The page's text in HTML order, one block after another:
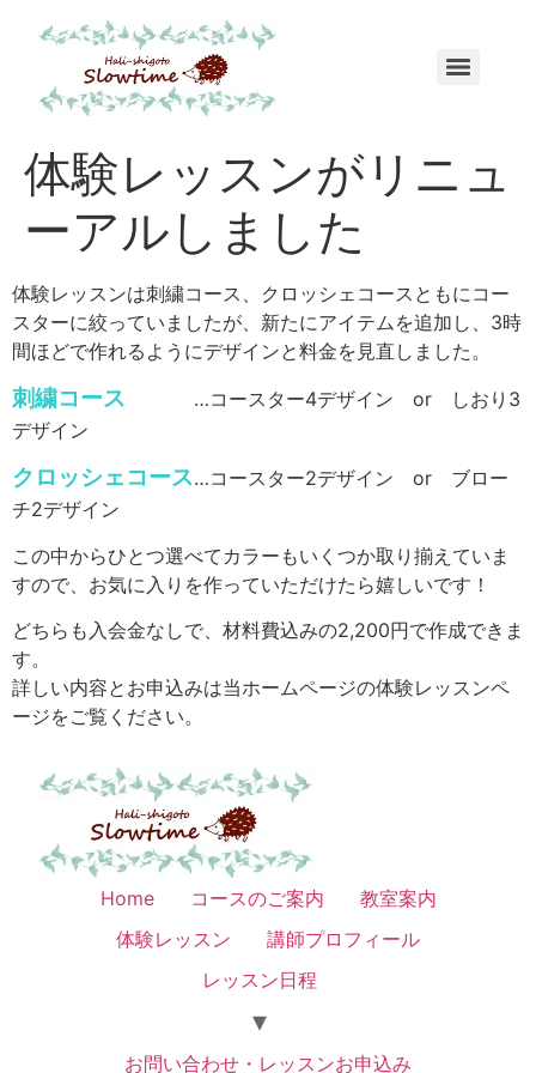
体験レッスンがリニュ
ーアルしました
体験レッスンは刺繍コース、クロッシェコースともにコー
スターに絞っていましたが、新たにアイテムを追加し、3時
間ほどで作れるようにデザインと料金を見直しました。
刺繍コース
…コースター4デザイン or しおり3
デザイン
クロッシェコース…コースター2デザイン or ブロー
チ2デザイン
この中からひとつ選べてカラーもいくつか取り揃えていま
すので、お気に入りを作っていただけたら嬉しいです！
どちらも入会金なしで、材料費込みの2,200円で作成できま
す。
詳しい内容とお申込みは当ホームページの体験レッスンペ
ージをご覧ください。
Home コースのご案内
教室案内
体験レッスン
講師プロフィール
レッスン日程
お問い合わせ・レッスンお申込み